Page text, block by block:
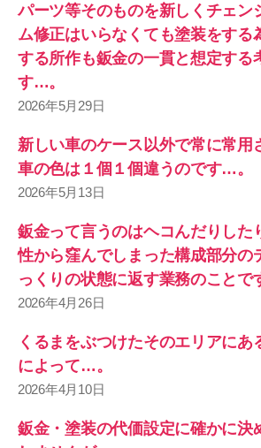
パーツ等そのものを新しくチェン
ム修正はいらなくても塗装をする
する所作も鈑金の一貫と想定する
す…。
2026年5月29日
新しい車のケース以外で常に常用
車の色は１個１個違うのです…。
2026年5月13日
鈑金って言うのはヘコんだりした
性から窪んでしまった構成部分の
っくりの状態に返す業務のことで
2026年4月26日
くるまをぶつけたそのエリアにあ
によって…。
2026年4月10日
鈑金・塗装の代価設定に確かに決